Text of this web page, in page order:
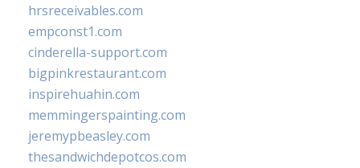
hrsreceivables.com
empconst1.com
cinderella-support.com
bigpinkrestaurant.com
inspirehuahin.com
memmingerspainting.com
jeremypbeasley.com
thesandwichdepotcos.com